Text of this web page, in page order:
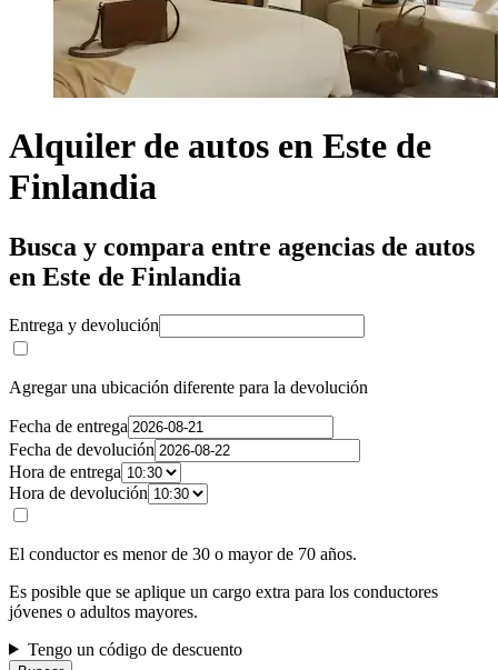
Alquiler de autos en Este de
Finlandia
Busca y compara entre agencias de autos
en Este de Finlandia
Entrega y devolución
Agregar una ubicación diferente para la devolución
Fecha de entrega
Fecha de devolución
Hora de entrega
Hora de devolución
El conductor es menor de 30 o mayor de 70 años.
Es posible que se aplique un cargo extra para los conductores
jóvenes o adultos mayores.
Tengo un código de descuento